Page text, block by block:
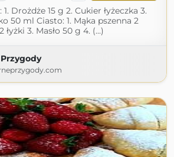
Drożdże 15 g 2. Cukier łyżeczka 3.
50 ml Ciasto: 1. Mąka pszenna 2
3. Masło 50 g 4. (...)